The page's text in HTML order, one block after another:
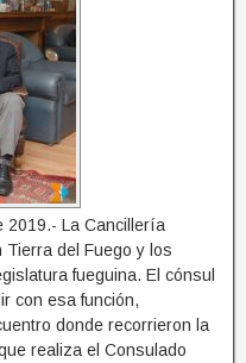
2019.- La Cancillería
del Fuego y los
fueguina. El cónsul
con esa función,
donde recorrieron la
realiza el Consulado